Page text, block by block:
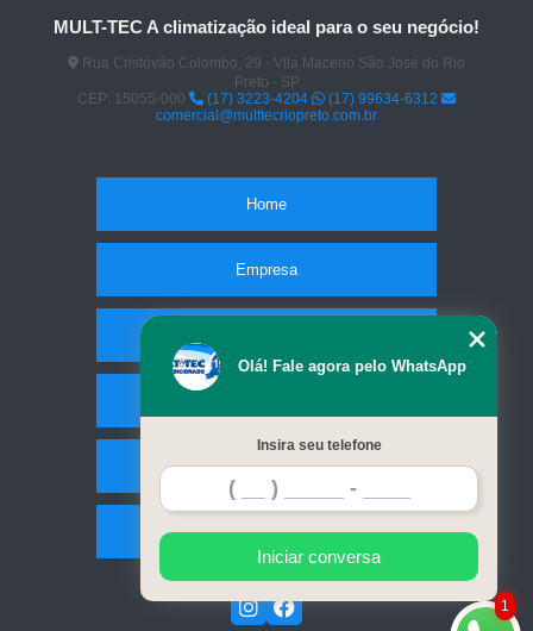
MULT-TEC A climatização ideal para o seu negócio!
Rua Cristóvão Colombo, 29 - Vila Maceno São José do Rio
Preto - SP
CEP: 15055-000
(17) 3223-4204
(17) 99634-6312
comercial@multtecriopreto.com.br
Home
Empresa
Contato
Mapa do site
1
Olá! Fale agora pelo WhatsApp
Insira seu telefone
Iniciar conversa